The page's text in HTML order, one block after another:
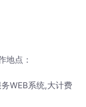
地点：
WEB系统,大计费